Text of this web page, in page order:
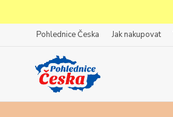
Pohlednice Česka Jak nakupovat